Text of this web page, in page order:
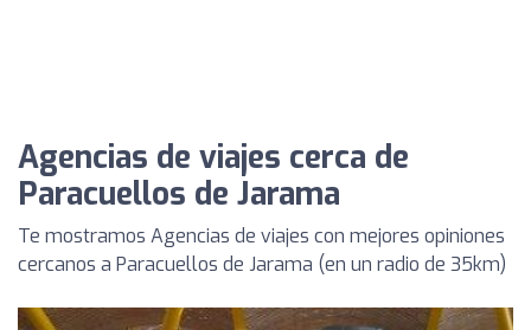
Agencias de viajes cerca de
Paracuellos de Jarama
Te mostramos Agencias de viajes con mejores opiniones
cercanos a Paracuellos de Jarama (en un radio de 35km)